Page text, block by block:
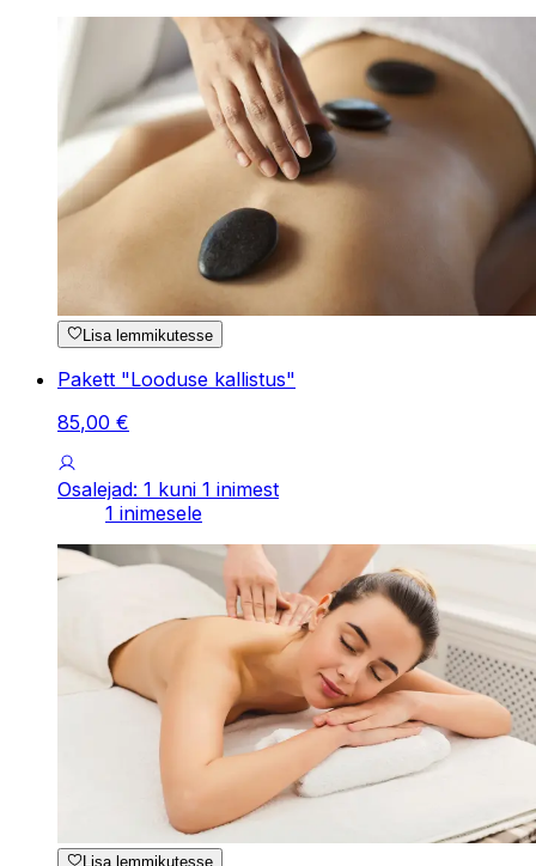
Lisa lemmikutesse
Pakett "Looduse kallistus"
85,00 €
Osalejad: 1 kuni 1 inimest
1 inimesele
Lisa lemmikutesse